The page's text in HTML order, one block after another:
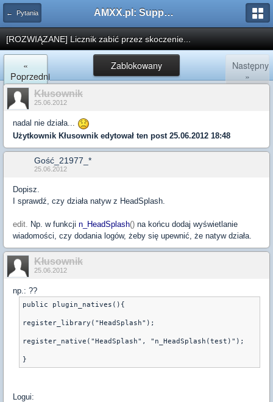
← Pytania AMXX.pl: Support AMX Mod X i SourceMod
[ROZWIĄZANE] Licznik zabić przez skoczenie...
Zablokowany
«
Poprzedni
Następny
»
Kłusownik
25.06.2012
nadal nie działa...
Użytkownik Kłusownik edytował ten post 25.06.2012 18:48
Gość_21977_*
25.06.2012
Dopisz.
I sprawdź, czy działa natyw z HeadSplash.
edit. Np. w funkcji n_HeadSplash() na końcu dodaj wyświetlanie
wiadomości, czy dodania logów, żeby się upewnić, że natyw działa.
Kłusownik
25.06.2012
np.: ??
public plugin_natives(){
register_library("HeadSplash");
register_native("HeadSplash", "n_HeadSplash(test)");
Logui: